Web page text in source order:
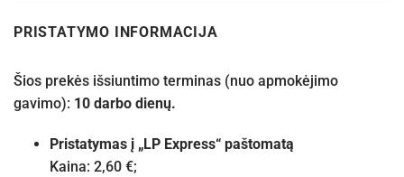
PRISTATYMO INFORMACIJA
Šios prekės išsiuntimo terminas (nuo apmokėjimo
gavimo): 10 darbo dienų.
Pristatymas į „LP Express“ paštomatą
Kaina: 2,60 €;